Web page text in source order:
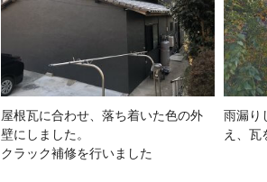
屋根瓦に合わせ、落ち着いた色の外
壁にしました。
クラック補修を行いました
雨漏り
え、瓦